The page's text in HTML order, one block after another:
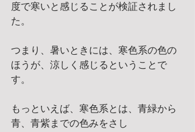
度で寒いと感じることが検証されまし
た。
つまり、暑いときには、寒色系の色の
ほうが、涼しく感じるという​ことで
す。
もっといえば、寒色系とは、青緑から
青、青紫までの色みをさし